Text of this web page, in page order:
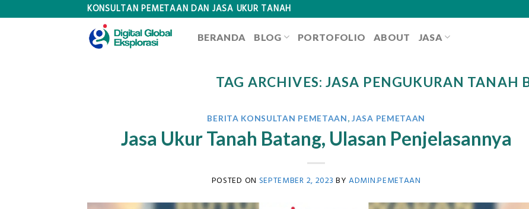
KONSULTAN PEMETAAN DAN JASA UKUR TANAH
BERANDA BLOG PORTOFOLIO ABOUT JASA
TAG ARCHIVES:JASA PENGUKURAN TANAH
BERITA KONSULTAN PEMETAAN,JASA PEMETAAN
Jasa Ukur Tanah Batang, Ulasan Penjelasannya
POSTED ON SEPTEMBER 2, 2023 BYADMIN.PEMETAAN